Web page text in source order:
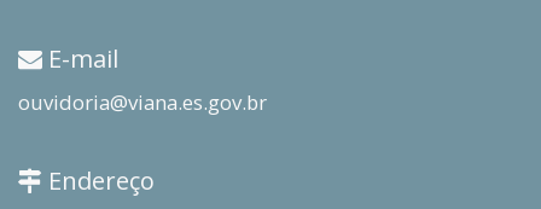
E-mail
ouvidoria@viana.es.gov.br
Endereço